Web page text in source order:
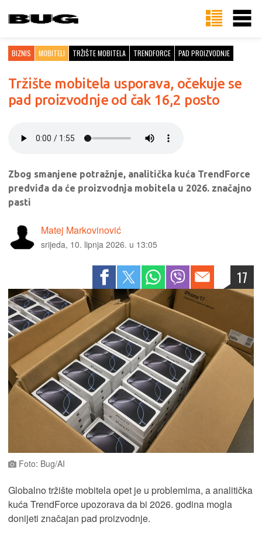
BIZNIS MOBITELI TRŽIŠTE MOBITELA TRENDFORCE PAD PROIZVODNJE
Tržište mobitela usporava, očekuje se
pad proizvodnje od čak 16,2 posto
Zbog smanjene potražnje, analitička kuća TrendForce
predviđa da će proizvodnja mobitela u 2026. značajno
pasti
Matej Markovinović
srijeda, 10. lipnja 2026. u 13:05
17
Foto: Bug/AI
Globalno tržište mobitela opet je u problemima, a analitička
kuća TrendForce upozorava da bi 2026. godina mogla
donijeti značajan pad proizvodnje.